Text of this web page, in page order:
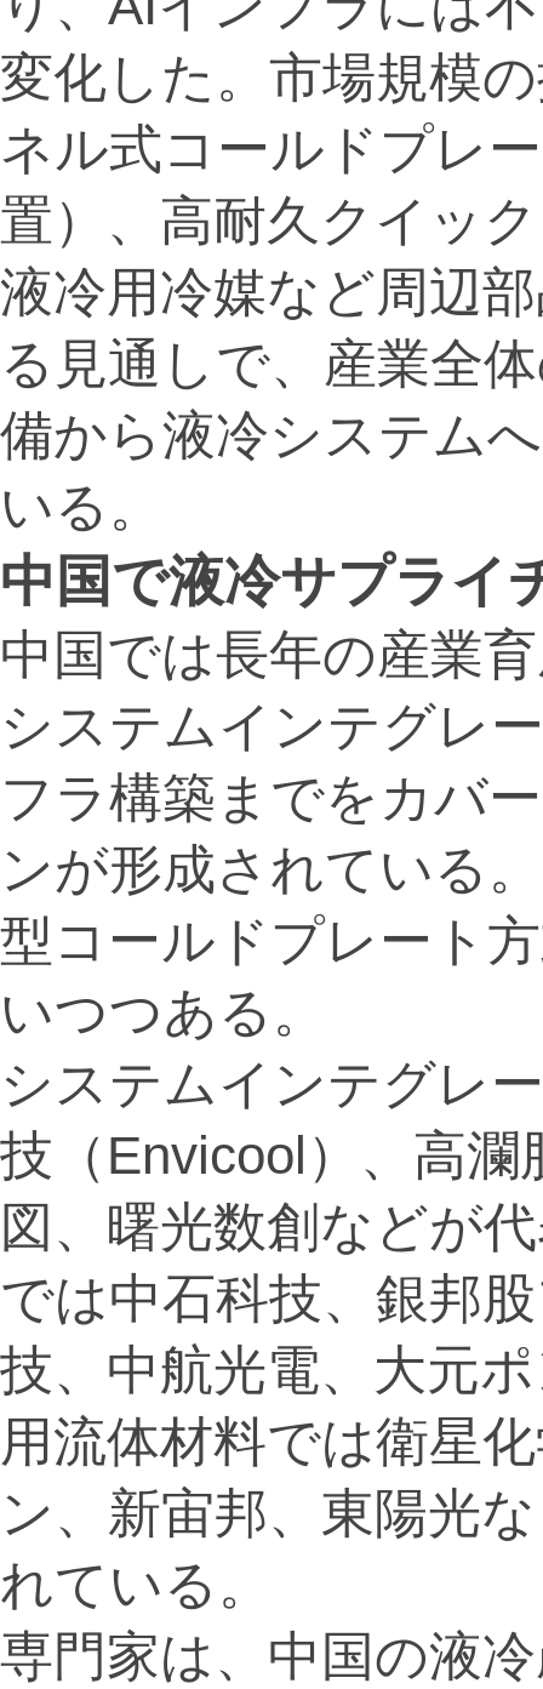
変化した。市場規模
ネル式コールドプレ
置）、高耐久クイッ
液冷用冷媒など周辺
る見通しで、産業全
備から液冷システム
いる。
中国で液冷サプライ
中国では長年の産業
システムインテグレ
フラ構築までをカバ
ンが形成されている
型コールドプレート
いつつある。
システムインテグレ
技（Envicool）、高
図、曙光数創などが
では中石科技、銀邦
技、中航光電、大元
用流体材料では衛星
ン、新宙邦、東陽光
れている。
専門家は、中国の液